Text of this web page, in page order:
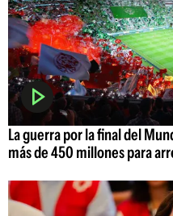
La guerra por la final del
más de 450 millones para